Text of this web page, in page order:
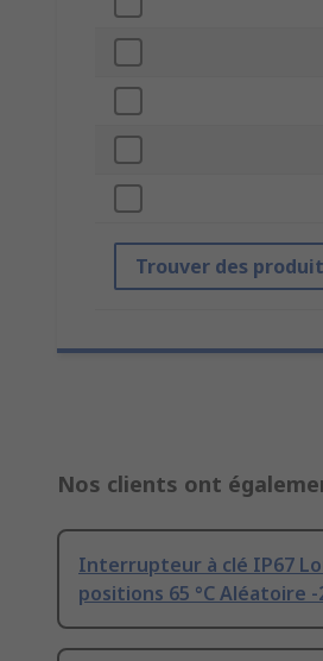
Trouver des
Nos clients ont
Interrupteur à clé IP67
positions 65 °C Aléatoire -